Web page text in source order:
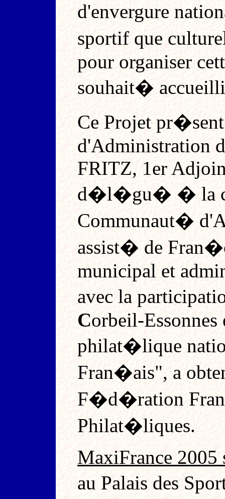
d'envergure
sportif que
pour organiser
souhait�
Ce Projet
d'Administration
FRITZ, 1er
d�l�gu� � la
Communaut�
assist� de
municipal et
avec la
Corbeil-
philat�lique
Fran�ais", a
F�d�ration
Philat�liques.
MaxiFrance 2005
au Palais des